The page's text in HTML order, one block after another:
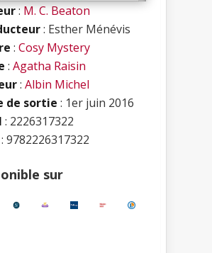
:M. C. Beaton
: Esther Ménévis
: Cosy Mystery
: Agatha Raisin
: Albin Michel
de sortie : 1er juin 2016
: 2226317322
: 9782226317322
sur